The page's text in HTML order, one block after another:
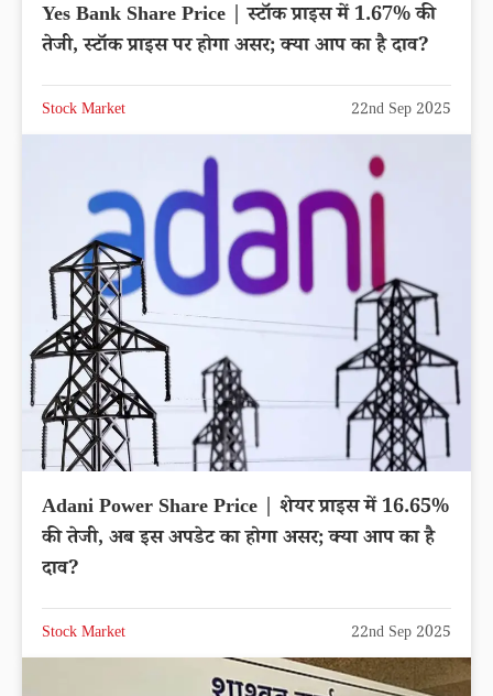
Yes Bank Share Price | स्टॉक प्राइस में 1.67% की
तेजी, स्टॉक प्राइस पर होगा असर; क्या आप का है दाव?
Stock Market 22nd Sep 2025
Adani Power Share Price | शेयर प्राइस में 16.65%
की तेजी, अब इस अपडेट का होगा असर; क्या आप का है
दाव?
Stock Market 22nd Sep 2025